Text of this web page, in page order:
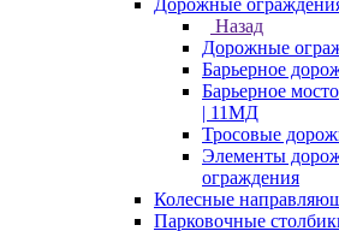
Дорожные
Назад
Дорожные
Барьерное
Барьерное
| 11МД
Тросовые
Элементы
ограждения
Колесные
Парковочные